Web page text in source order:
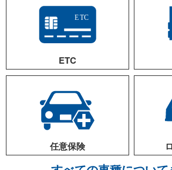
か借りれなかったため困っていたのですが
えて助かりました。ありがとうございます
事故で修理している間、代車レンタカーを
め、すぐに必要でしたので片っ端からいろ
ましたが空車がなくて焦りましたが、空車
た賃貸自動車でパッソを借りれました。安
で、満足しています。（尼崎、会社員）
宝塚の自宅から加古川へ通勤のため利用。
もらいました。けっこう走ったのですが、
せて良かったです。会社から車を用意して
くらい問題なく乗れました。（宝塚、会社
路や、福山へも行く予定のため、燃費の良
サンのマーチを用意してもらいました。事
ETC
任意保険